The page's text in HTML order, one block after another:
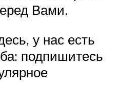
Вами.
у нас есть
подпишитесь